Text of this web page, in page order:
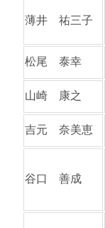
薄井 祐三子
松尾 泰幸
山崎 康之
吉元 奈美恵
谷口 善成